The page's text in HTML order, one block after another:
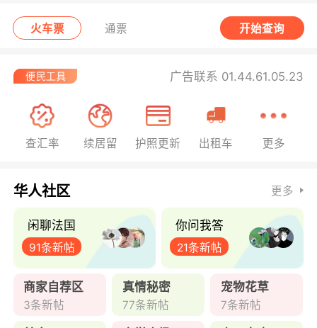
巴黎地铁音乐家海选启动！
火车票 通票 开始查询
广告联系 01.44.61.05.23
查汇率 续居留 护照更新 出租车 更多
华人社区 更多
闲聊法国
91条新帖
你问我答
21条新帖
商家自荐区
3条新帖
真情秘密
77条新帖
宠物花草
7条新帖